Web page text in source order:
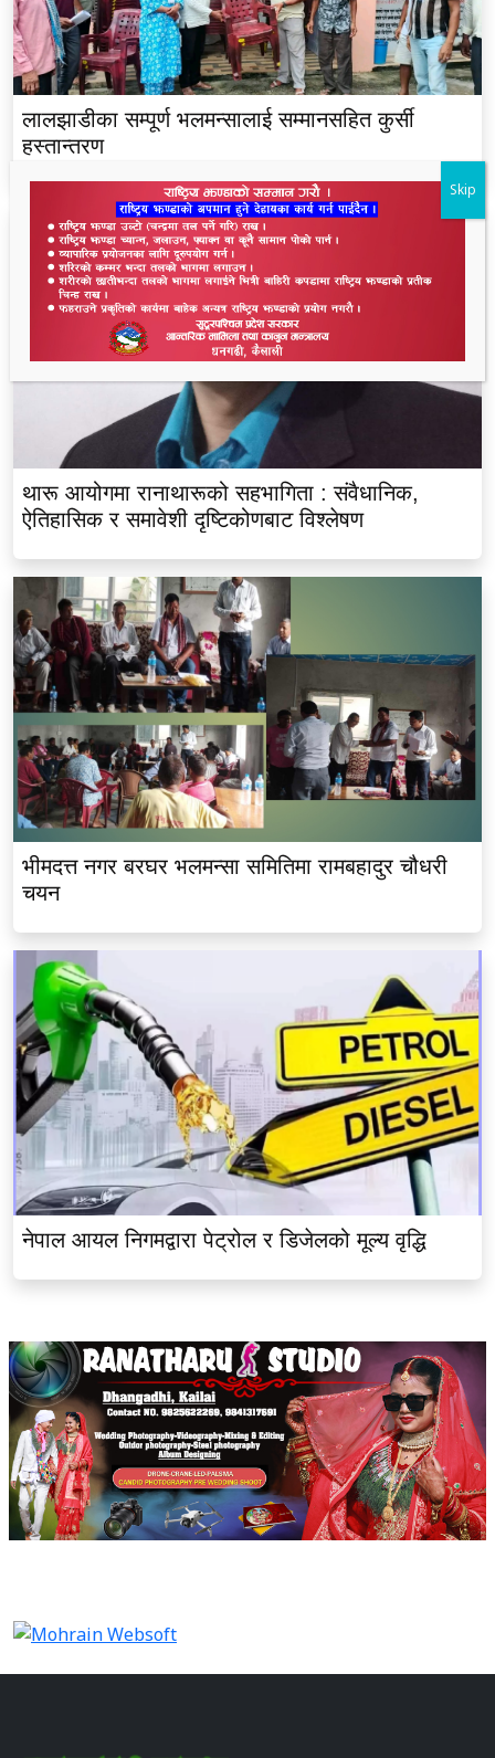
लालझाडीका सम्पूर्ण भलमन्सालाई सम्मानसहित कुर्सी
हस्तान्तरण
थारू आयोगमा रानाथारूको सहभागिता : संवैधानिक,
ऐतिहासिक र समावेशी दृष्टिकोणबाट विश्लेषण
भीमदत्त नगर बरघर भलमन्सा समितिमा रामबहादुर चौधरी
चयन
नेपाल आयल निगमद्वारा पेट्रोल र डिजेलको मूल्य वृद्धि
Skip